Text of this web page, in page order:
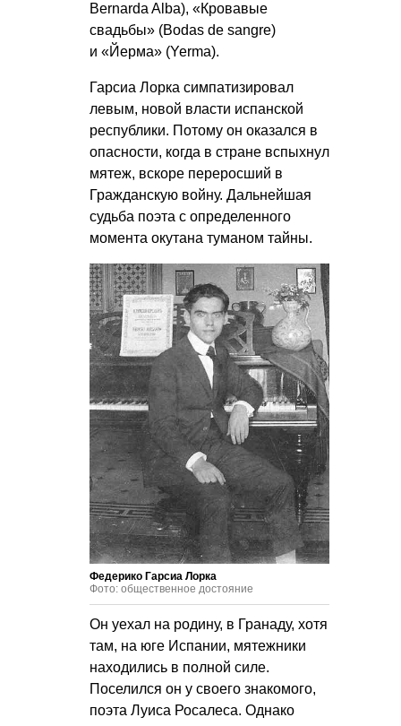
Bernarda Alba), «Кровавые
свадьбы» (Bodas de sangre)
и «Йерма» (Yerma).
Гарсиа Лорка симпатизировал
левым, новой власти испанской
республики. Потому он оказался в
опасности, когда в стране вспыхнул
мятеж, вскоре переросший в
Гражданскую войну. Дальнейшая
судьба поэта с определенного
момента окутана туманом тайны.
Федерико Гарсиа Лорка
Фото: общественное достояние
Он уехал на родину, в Гранаду, хотя
там, на юге Испании, мятежники
находились в полной силе.
Поселился он у своего знакомого,
поэта Луиса Росалеса. Однако